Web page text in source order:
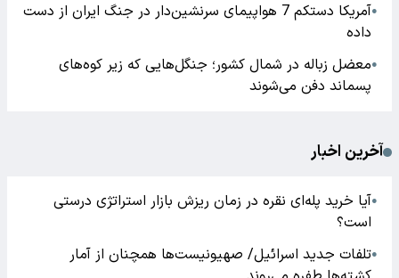
●
آمریکا دستکم 7 هواپیمای سرنشین‌دار در جنگ ایران از دست
داده
●معضل زباله در شمال کشور؛ جنگل‌هایی که زیر کوه‌های
پسماند دفن می‌شوند
آخرین اخبار
●آیا خرید پله‌ای نقره در زمان ریزش بازار استراتژی درستی
است؟
●تلفات جدید اسرائیل/ صهیونیست‌ها همچنان از آمار